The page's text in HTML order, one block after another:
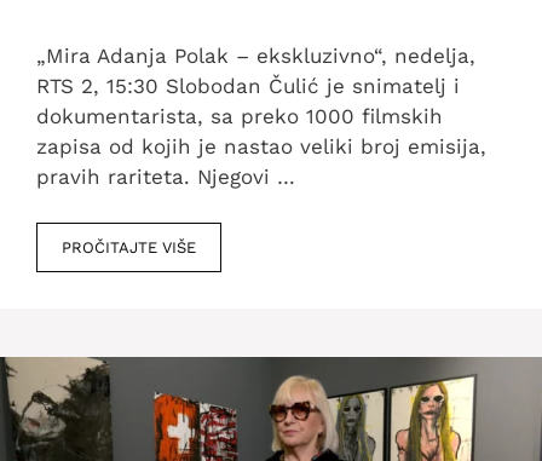
„Mira Adanja Polak – ekskluzivno“, nedelja,
RTS 2, 15:30 Slobodan Čulić je snimatelj i
dokumentarista, sa preko 1000 filmskih
zapisa od kojih je nastao veliki broj emisija,
pravih rariteta. Njegovi …
PROČITAJTE VIŠE